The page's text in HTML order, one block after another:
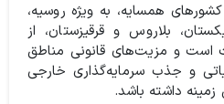
همسایه، به ویژه روسیه،
بلاروس و قرقیزستان، از
است و مزیت‌های قانونی مناطق
و جذب سرمایه‌گذاری خارجی
داشته باشد.